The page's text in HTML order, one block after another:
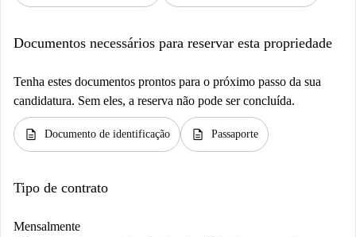
Documentos necessários para reservar esta propriedade
Tenha estes documentos prontos para o próximo passo da sua
candidatura. Sem eles, a reserva não pode ser concluída.
description Documento de identificação description Passaporte
Tipo de contrato
Mensalmente